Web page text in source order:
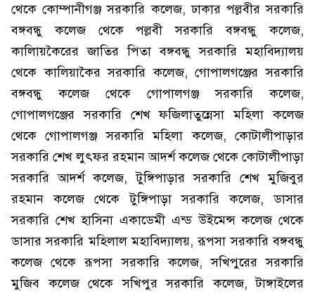
থেকে কোম্পানীগঞ্জ সরকারি কলেজ, ঢাকার পল্লবীর সরকারি
বঙ্গবন্ধু কলেজ থেকে পল্লবী সরকারি বঙ্গবন্ধু কলেজ,
কালিায়কৈরের জাতির পিতা বঙ্গবন্ধু সরকারি মহাবিদ্যালয়
থেকে কালিয়াকৈর সরকারি কলেজ, গোপালগঞ্জের সরকারি
বঙ্গবন্ধু কলেজ থেকে গোপালগঞ্জ সরকারি কলেজ,
গোপালগঞ্জের সরকারি শেখ ফজিলাতুন্নেসা মহিলা কলেজ
থেকে গোপালগঞ্জ সরকারি মহিলা কলেজ, কোটালীপাড়ার
সরকারি শেখ লুৎফর রহমান আদর্শ কলেজ থেকে কোটালীপাড়া
সরকারি আদর্শ কলেজ, টুঙ্গিপাড়ার সরকারি শেখ মুজিবুর
রহমান কলেজ থেকে টুঙ্গিপাড়া সরকারি কলেজ, ডাসার
সরকারি শেখ হাসিনা একাডেমী এন্ড উইমেন্স কলেজ থেকে
ডাসার সরকারি মহিলাল মহাবিদ্যালয়, রূপসা সরকারি বঙ্গবন্ধু
কলেজ থেকে রূপসা সরকারি কলেজ, সখিপুরের সরকারি
মুজিব কলেজ থেকে সখিপুর সরকারি কলেজ, টাঙ্গাইলের